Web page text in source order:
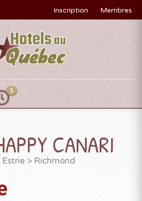
Inscription Membres
1
CANARI
> Richmond